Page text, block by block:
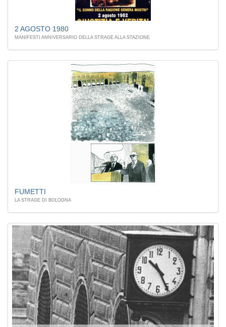
2 AGOSTO 1980
MANIFESTI ANNIVERSARIO DELLA STRAGE ALLA STAZIONE
FUMETTI
LA STRAGE DI BOLOGNA